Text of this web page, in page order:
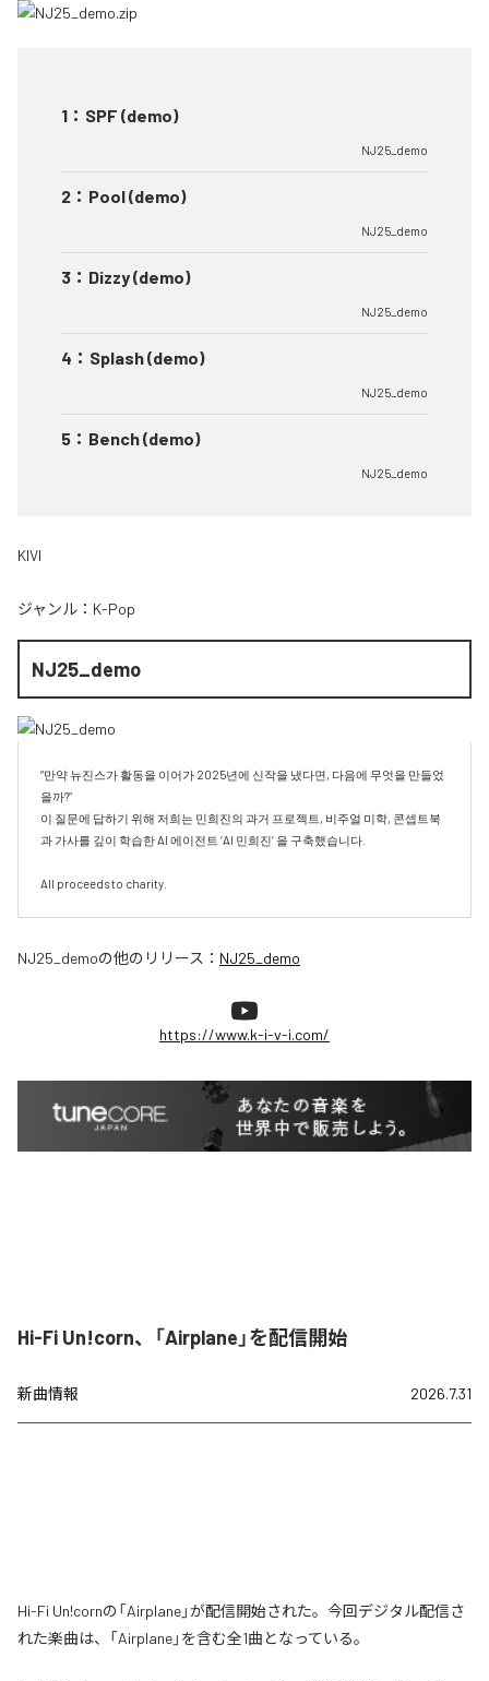
1 ： SPF (demo)
NJ25_demo
2 ： Pool (demo)
NJ25_demo
3 ： Dizzy (demo)
NJ25_demo
4 ： Splash (demo)
NJ25_demo
5 ： Bench (demo)
NJ25_demo
KIVI
ジャンル： K-Pop
NJ25_demo
“만약 뉴진스가 활동을 이어가 2025년에 신작을 냈다면, 다음에 무엇을 만들었
을까?”
이 질문에 답하기 위해 저희는 민희진의 과거 프로젝트, 비주얼 미학, 콘셉트북
과 가사를 깊이 학습한 AI 에이전트 ‘AI 민희진’ 을 구축했습니다.
All proceeds to charity.
NJ25_demoの他のリリース： NJ25_demo
https://www.k-i-v-i.com/
Hi-Fi Un!corn、「Airplane」を配信開始
新曲情報 2026.7.31
Hi-Fi Un!cornの「Airplane」が配信開始された。今回デジタル配信さ
れた楽曲は、「Airplane」を含む全1曲となっている。